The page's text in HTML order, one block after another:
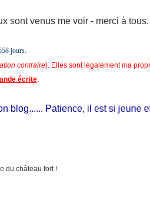
sont venus me voir - merci à tous.
jours.
contraire). Elles sont légalement ma
écrite.
Patience, il est si jeune et